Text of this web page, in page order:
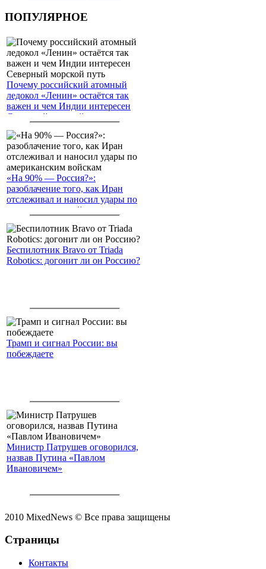
ПОПУЛЯРНОЕ
Почему российский атомный
ледокол «Ленин» остаётся так
важен и чем Индии интересен
Северный морской путь
«На 90% — Россия?»:
разоблачение того, как Иран
отслеживал и наносил удары по
американским войскам
Беспилотник Bravo от Triada
Robotics: догонит ли он Россию?
Трамп и сигнал России: вы
побеждаете
Министр Патрушев оговорился,
назвав Путина «Павлом
Ивановичем»
2010 MixedNews © Все права защищены
Страницы
Контакты